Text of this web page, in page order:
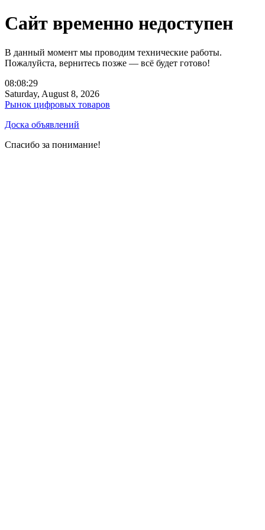
Сайт временно недоступен
В данный момент мы проводим технические работы.
Пожалуйста, вернитесь позже — всё будет готово!
08:08:29
Saturday, August 8, 2026
Рынок цифровых товаров
Доска объявлений
Спасибо за понимание!